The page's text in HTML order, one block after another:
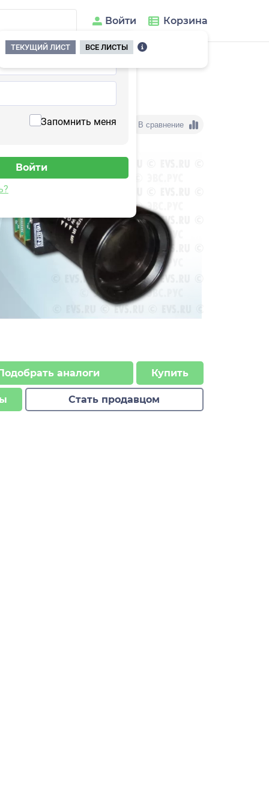
Войти
Запомнить меня
Корзина
ТЕКУЩИЙ ЛИСТ
ВСЕ ЛИСТЫ
В сравнение
аналоги Купить
Стать продавцом